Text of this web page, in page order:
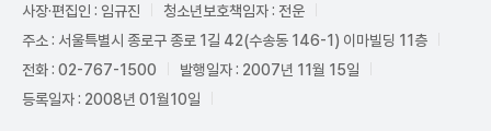
사장·편집인 : 임규진
청소년보호책임자 : 전운
주소 : 서울특별시 종로구 종로 1길 42(수송동 146-1) 이마빌딩 11층
전화 : 02-767-1500
발행일자 : 2007년 11월 15일
등록일자 : 2008년 01월10일